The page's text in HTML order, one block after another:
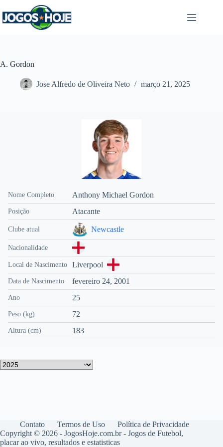
para
o
A. Gordon
Jose Alfredo de Oliveira Neto março 21, 2025
Nome Completo Anthony Michael Gordon
Posição Atacante
Clube atual Newcastle
Nacionalidade
Local de Nascimento Liverpool
Data de Nascimento fevereiro 24, 2001
Ano 25
Peso (kg) 72
Altura (cm) 183
Contato Termos de Uso
Política de Privacidade
Copyright © 2026 - JogosHoje.com.br - Jogos de Futebol,
placar ao vivo, resultados e estatisticas